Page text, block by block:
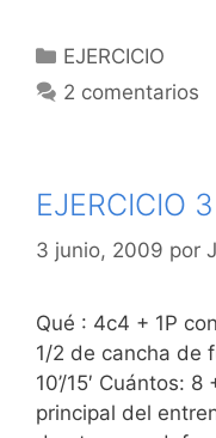
Categorías
EJERCICIO
2 comentarios
EJERCICIO 3
3 junio, 2009 por
Qué : 4c4 + 1P
1/2 de cancha de
10’/15′ Cuántos:
principal del